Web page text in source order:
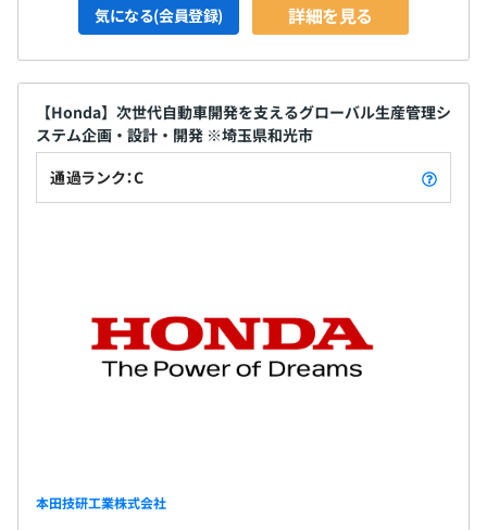
気になる(会員登録) 詳細を見る
【Honda】次世代自動車開発を支えるグローバル生産管理シ
ステム企画・設計・開発 ※埼玉県和光市
通過ランク：C
本田技研工業株式会社